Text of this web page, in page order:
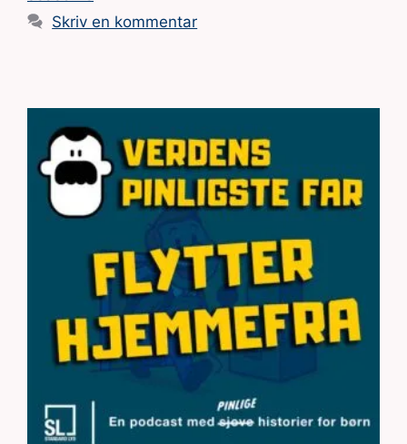
Skriv en kommentar